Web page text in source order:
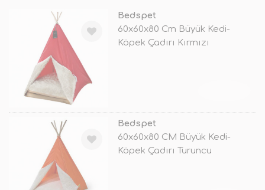
Bedspet
60x60x80 Cm Büyük Kedi-
Köpek Çadırı Kırmızı
Bedspet
60x60x80 CM Büyük Kedi-
Köpek Çadırı Turuncu